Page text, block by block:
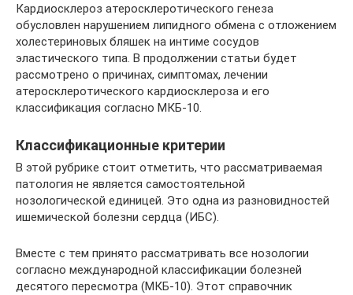
Кардиосклероз атеросклеротического генеза
обусловлен нарушением липидного обмена с отложением
холестериновых бляшек на интиме сосудов
эластического типа. В продолжении статьи будет
рассмотрено о причинах, симптомах, лечении
атеросклеротического кардиосклероза и его
классификация согласно МКБ-10.
Классификационные критерии
В этой рубрике стоит отметить, что рассматриваемая
патология не является самостоятельной
нозологической единицей. Это одна из разновидностей
ишемической болезни сердца (ИБС).
Вместе с тем принято рассматривать все нозологии
согласно международной классификации болезней
десятого пересмотра (МКБ-10). Этот справочник